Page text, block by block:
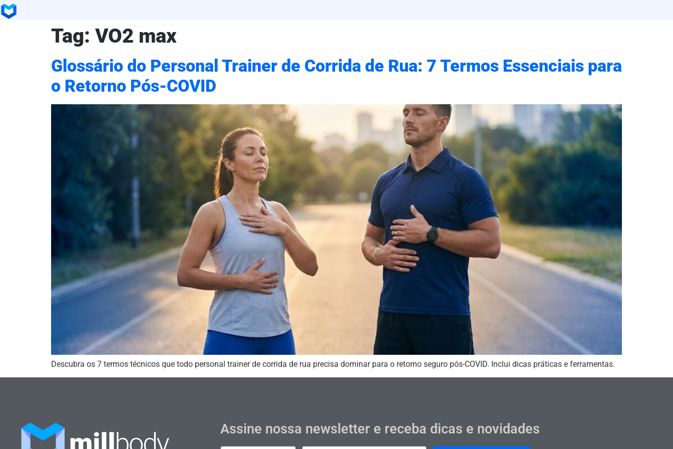
Tag: VO2 max
Glossário do Personal Trainer de Corrida de Rua: 7 Termos Essenciais para
o Retorno Pós-COVID
Descubra os 7 termos técnicos que todo personal trainer de corrida de rua precisa dominar para o retorno seguro pós-COVID. Inclui dicas práticas e ferramentas.
Assine nossa newsletter e receba dicas e novidades